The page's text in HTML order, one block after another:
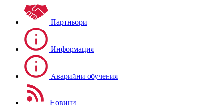
Партньори
Информация
Аварийни обучения
Новини